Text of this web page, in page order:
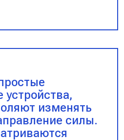
устройства,
изменять
силы.